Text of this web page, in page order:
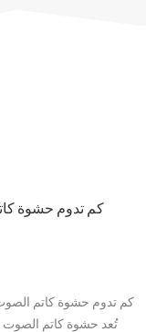
كم تدوم حشوة
كم تدوم حشوة كاتم
تُعد حشوة كاتم الصوت